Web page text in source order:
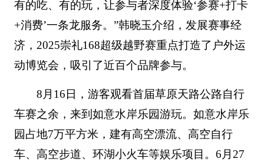
有的吃、有的玩，让参与者深度体验‘参赛+打卡
+消费’一条龙服务。”韩晓玉介绍，发展赛事经
济，2025崇礼168超级越野赛重点打造了户外运
动博览会，吸引了近百个品牌参与。
8月16日，游客观看首届草原天路公路自行
车赛之余，来到如意水岸乐园游玩。如意水岸乐
园占地7万平方米，建有高空漂流、高空自行
车、高空步道、环湖小火车等娱乐项目。6月27